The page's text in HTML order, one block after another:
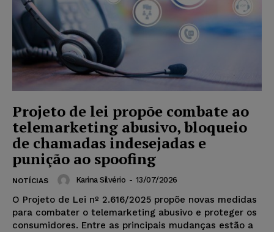
Projeto de lei propõe combate ao
telemarketing abusivo, bloqueio
de chamadas indesejadas e
punição ao spoofing
NOTÍCIAS Karina Silvério - 13/07/2026
O Projeto de Lei nº 2.616/2025 propõe novas medidas
para combater o telemarketing abusivo e proteger os
consumidores. Entre as principais mudanças estão a